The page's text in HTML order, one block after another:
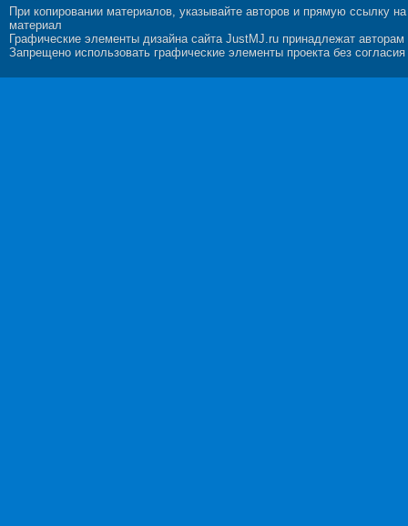
При копировании материалов, указывайте авторов и прямую ссылку на
материал
Графические элементы дизайна сайта JustMJ.ru принадлежат авторам
Запрещено использовать графические элементы проекта без согласия